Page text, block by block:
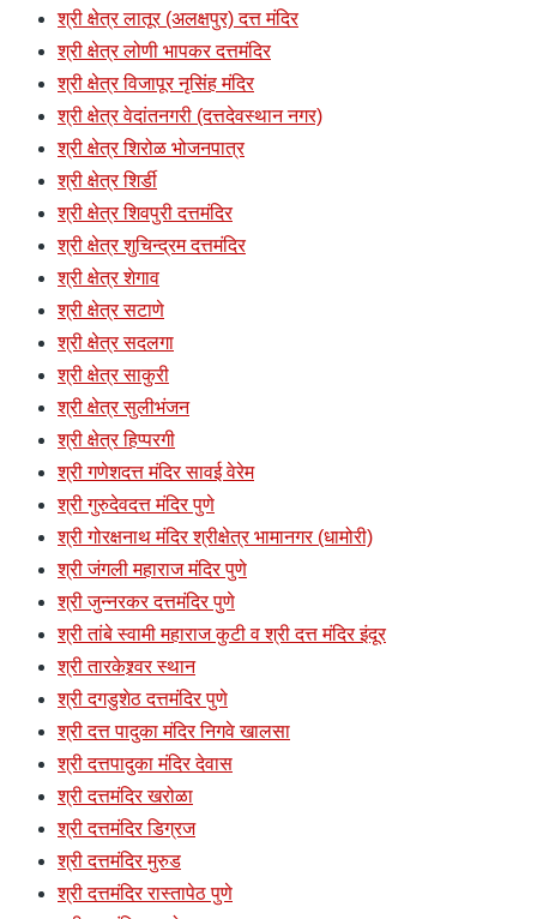
श्री क्षेत्र लातूर (अलक्षपुर) दत्त मंदिर
श्री क्षेत्र लोणी भापकर दत्तमंदिर
श्री क्षेत्र विजापूर नृसिंह मंदिर
श्री क्षेत्र वेदांतनगरी (दत्तदेवस्थान नगर)
श्री क्षेत्र शिरोळ भोजनपात्र
श्री क्षेत्र शिर्डी
श्री क्षेत्र शिवपुरी दत्तमंदिर
श्री क्षेत्र शुचिन्द्रम दत्तमंदिर
श्री क्षेत्र शेगाव
श्री क्षेत्र सटाणे
श्री क्षेत्र सदलगा
श्री क्षेत्र साकुरी
श्री क्षेत्र सुलीभंजन
श्री क्षेत्र हिप्परगी
श्री गणेशदत्त मंदिर सावई वेरेम
श्री गुरुदेवदत्त मंदिर पुणे
श्री गोरक्षनाथ मंदिर श्रीक्षेत्र भामानगर (धामोरी)
श्री जंगली महाराज मंदिर पुणे
श्री जुन्नरकर दत्तमंदिर पुणे
श्री तांबे स्वामी महाराज कुटी व श्री दत्त मंदिर इंदूर
श्री तारकेश्र्वर स्थान
श्री दगडुशेठ दत्तमंदिर पुणे
श्री दत्त पादुका मंदिर निगवे खालसा
श्री दत्तपादुका मंदिर देवास
श्री दत्तमंदिर खरोळा
श्री दत्तमंदिर डिग्रज
श्री दत्तमंदिर मुरुड
श्री दत्तमंदिर रास्तापेठ पुणे